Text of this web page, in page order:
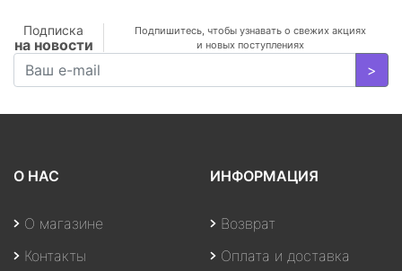
Подписка
на новости
Подпишитесь, чтобы узнавать о свежих акциях
и новых поступлениях
>
О НАС
О магазине
Контакты
ИНФОРМАЦИЯ
Возврат
Оплата и доставка